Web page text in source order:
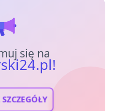
się na